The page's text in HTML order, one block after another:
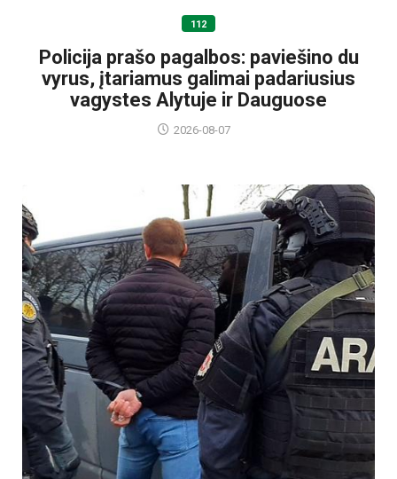
112
Policija prašo pagalbos: paviešino du
vyrus, įtariamus galimai padariusius
vagystes Alytuje ir Dauguose
2026-08-07